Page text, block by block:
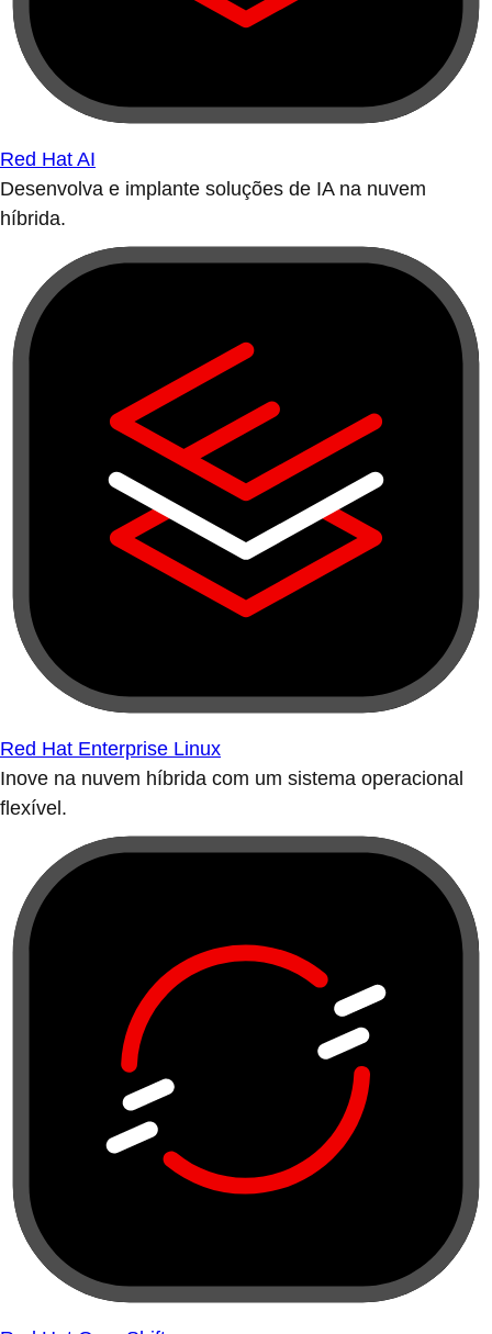
Red Hat AI
Desenvolva e implante soluções de IA na nuvem
híbrida.
Red Hat Enterprise Linux
Inove na nuvem híbrida com um sistema operacional
flexível.